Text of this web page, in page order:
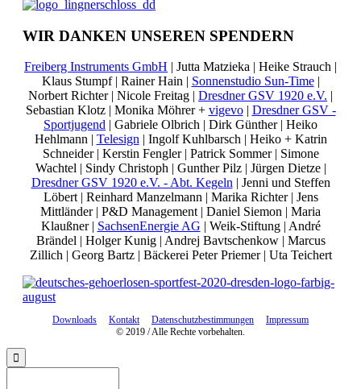
WIR DANKEN UNSEREN SPENDERN
Freiberg Instruments GmbH | Jutta Matzieka | Heike Strauch |
Klaus Stumpf | Rainer Hain | Sonnenstudio Sun-Time|
Norbert Richter | Nicole Freitag | Dresdner GSV 1920 e.V. |
Sebastian Klotz | Monika Möhrer + vigevo| Dresdner GSV -
Sportjugend | Gabriele Olbrich | Dirk Günther | Heiko
Hehlmann | Telesign | Ingolf Kuhlbarsch | Heiko + Katrin
Schneider | Kerstin Fengler | Patrick Sommer | Simone
Wachtel | Sindy Christoph | Gunther Pilz | Jürgen Dietze |
Dresdner GSV 1920 e.V. - Abt. Kegeln | Jenni und Steffen
Löbert | Reinhard Manzelmann | Marika Richter | Jens
Mittländer | P&D Management | Daniel Siemon | Maria
Klaußner | SachsenEnergie AG | Weik-Stiftung | André
Brändel | Holger Kunig | Andrej Bavtschenkow | Marcus
Zillich | Georg Bartz | Bäckerei Peter Priemer | Uta Teichert
Downloads Kontakt Datenschutzbestimmungen
Impressum
© 2019 / Alle Rechte vorbehalten.
